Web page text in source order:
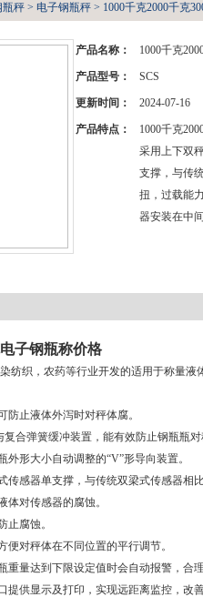
瓶秤 > 电子钢瓶秤 > 1000千克2000千克
产品名称： 1000千克
产品型号： SCS
更新时间： 2024-07-16
产品特点：
1000千克
采用上下双
支撑，与传
扭，过载能
器安装在中
子钢瓶称价格
纺织，农药等行业开发的适用于称量液
防止液体外泻时对秤体腐。
合弹簧缓冲装置，能有效防止钢瓶瓶对
形大小自动调整的“V”形导向装置。
传感器单支撑，与传统双梁式传感器相
体对传感器的腐蚀。
止腐蚀。
对秤体在不同位置的平行调节。
重量达到下限设定值时会自动报警，合
提供显示及打印，实现远距离监控，改